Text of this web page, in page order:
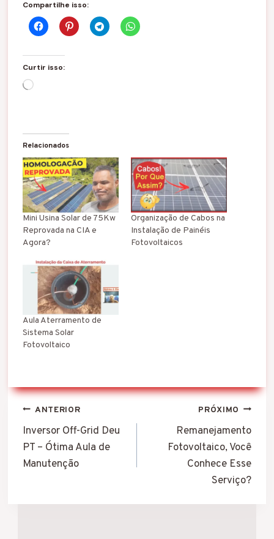
Compartilhe isso:
Curtir isso:
C
g
n
d
o
.
.
.
Relacionados
Mini Usina Solar de 75Kw
Reprovada na CIA e
Agora?
Organização de Cabos na
Instalação de Painéis
Fotovoltaicos
Aula Aterramento de
Sistema Solar
Fotovoltaico
Navegação
de
Post
ANTERIOR
Inversor Off-Grid Deu
PT – Ótima Aula de
Manutenção
PRÓXIMO
Remanejamento
Fotovoltaico, Você
Conhece Esse
Serviço?